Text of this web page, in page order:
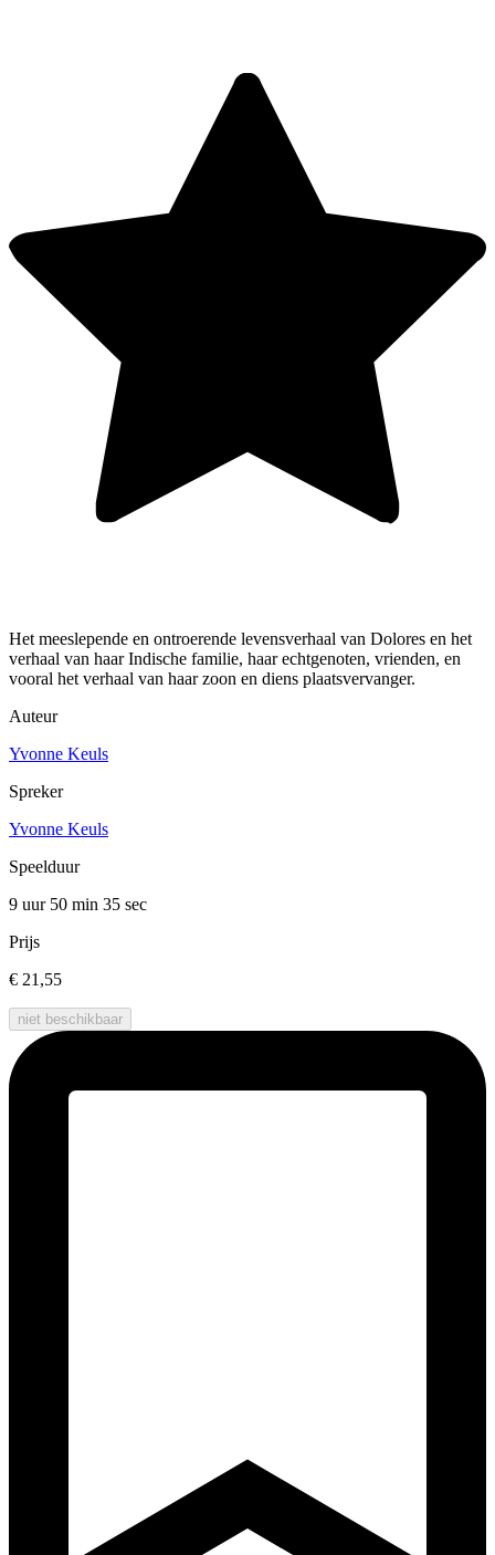
Het meeslepende en ontroerende levensverhaal van Dolores en het
verhaal van haar Indische familie, haar echtgenoten, vrienden, en
vooral het verhaal van haar zoon en diens plaatsvervanger.
Auteur
Yvonne Keuls
Spreker
Yvonne Keuls
Speelduur
9 uur 50 min 35 sec
Prijs
€ 21,55
niet beschikbaar